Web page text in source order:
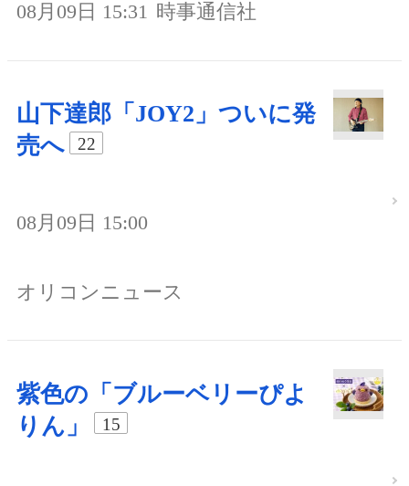
08月09日 15:31 時事通信社
山下達郎「JOY2」ついに発
売へ
22
08月09日 15:00
オリコンニュース
紫色の「ブルーベリーぴよ
りん」
15